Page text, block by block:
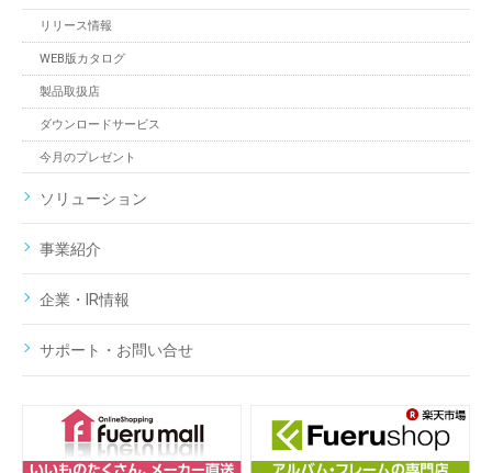
リリース情報
WEB版カタログ
製品取扱店
ダウンロードサービス
今月のプレゼント
ソリューション
事業紹介
企業・IR情報
サポート・お問い合せ